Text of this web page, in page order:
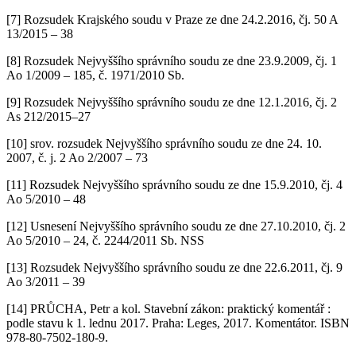
[7] Rozsudek Krajského soudu v Praze ze dne 24.2.2016, čj. 50 A
13/2015 – 38
[8] Rozsudek Nejvyššího správního soudu ze dne 23.9.2009, čj. 1
Ao 1/2009 – 185, č. 1971/2010 Sb.
[9] Rozsudek Nejvyššího správního soudu ze dne 12.1.2016, čj. 2
As 212/2015–27
[10] srov. rozsudek Nejvyššího správního soudu ze dne 24. 10.
2007, č. j. 2 Ao 2/2007 – 73
[11] Rozsudek Nejvyššího správního soudu ze dne 15.9.2010, čj. 4
Ao 5/2010 – 48
[12] Usnesení Nejvyššího správního soudu ze dne 27.10.2010, čj. 2
Ao 5/2010 – 24, č. 2244/2011 Sb. NSS
[13] Rozsudek Nejvyššího správního soudu ze dne 22.6.2011, čj. 9
Ao 3/2011 – 39
[14] PRŮCHA, Petr a kol. Stavební zákon: praktický komentář :
podle stavu k 1. lednu 2017. Praha: Leges, 2017. Komentátor. ISBN
978-80-7502-180-9.